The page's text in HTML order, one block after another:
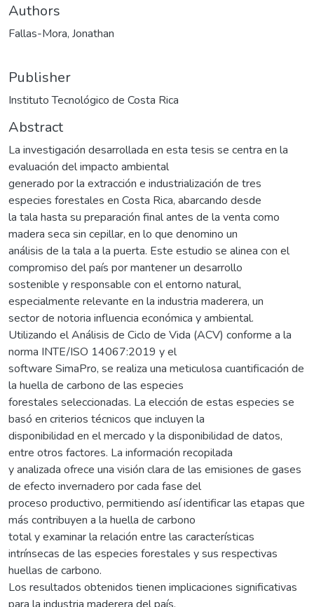
Authors
Fallas-Mora, Jonathan
Publisher
Instituto Tecnológico de Costa Rica
Abstract
La investigación desarrollada en esta tesis se centra en la
evaluación del impacto ambiental
generado por la extracción e industrialización de tres
especies forestales en Costa Rica, abarcando desde
la tala hasta su preparación final antes de la venta como
madera seca sin cepillar, en lo que denomino un
análisis de la tala a la puerta. Este estudio se alinea con el
compromiso del país por mantener un desarrollo
sostenible y responsable con el entorno natural,
especialmente relevante en la industria maderera, un
sector de notoria influencia económica y ambiental.
Utilizando el Análisis de Ciclo de Vida (ACV) conforme a la
norma INTE/ISO 14067:2019 y el
software SimaPro, se realiza una meticulosa cuantificación de
la huella de carbono de las especies
forestales seleccionadas. La elección de estas especies se
basó en criterios técnicos que incluyen la
disponibilidad en el mercado y la disponibilidad de datos,
entre otros factores. La información recopilada
y analizada ofrece una visión clara de las emisiones de gases
de efecto invernadero por cada fase del
proceso productivo, permitiendo así identificar las etapas que
más contribuyen a la huella de carbono
total y examinar la relación entre las características
intrínsecas de las especies forestales y sus respectivas
huellas de carbono.
Los resultados obtenidos tienen implicaciones significativas